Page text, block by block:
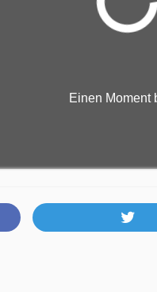
Einen Moment